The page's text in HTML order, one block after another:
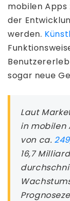
mobilen
der
werden.
sogar neue
Laut
in mobilen
von ca.
16,7